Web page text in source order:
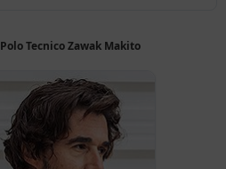
Polo Tecnico Zawak Makito